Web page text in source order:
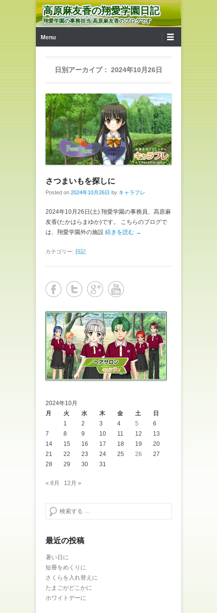
高原麻友香の翔愛学園日記
翔愛学園の事務担当 高原麻友香のブログです
Menu
日別アーカイブ： 2024年10月26日
さつまいもを探しに
Posted on 2024年10月26日 by キャラフレ
2024年10月26日(土) 翔愛学園の事務員、高原麻
友香(たかはらまゆか)です。 こちらのブログで
は、翔愛学園外の施設 続きを読む →
カテゴリー: 日記
2024年10月
月
火 水 木 金 土
日
1
2 3 4 5
6
7
8 9 10 11 12
13
14
15 16 17 18 19
20
21
22 23 24 25 26
27
28
29 30 31
« 8月 12月 »
検索する
最近の投稿
暑い日に
短冊をめくりに
さくらを入れ替えに
たまごがどこかに
ホワイトデーに